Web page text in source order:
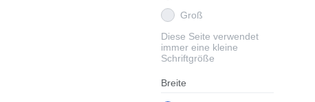
Groß
Diese Seite verwendet
immer eine kleine
Schriftgröße
Breite